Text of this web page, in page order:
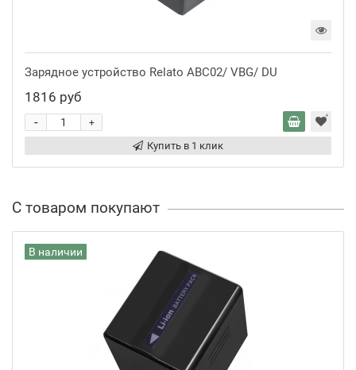
Зарядное устройство Relato ABC02/ VBG/ DU
1816 руб
+
-
Купить в 1 клик
С товаром покупают
В наличии